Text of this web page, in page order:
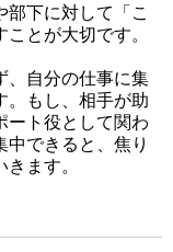
部下に対して「こ
とが大切です。
自分の仕事に集
。もし、相手が助
ート役として関わ
中できると、焦り
ます。